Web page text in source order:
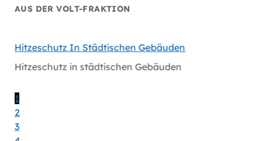
AUS DER VOLT-FRAKTION
Hitzeschutz In Städtischen Gebäuden
Hitzeschutz in städtischen Gebäuden
1
2
3